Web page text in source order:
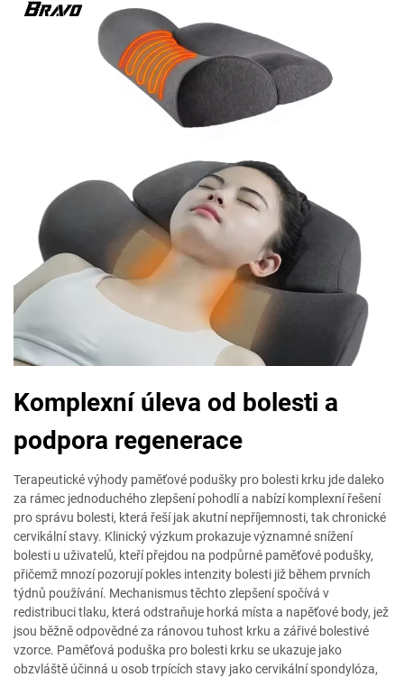
Komplexní úleva od bolesti a
podpora regenerace
Terapeutické výhody paměťové podušky pro bolesti krku jde daleko
za rámec jednoduchého zlepšení pohodlí a nabízí komplexní řešení
pro správu bolesti, která řeší jak akutní nepříjemnosti, tak chronické
cervikální stavy. Klinický výzkum prokazuje významné snížení
bolesti u uživatelů, kteří přejdou na podpůrné paměťové podušky,
přičemž mnozí pozorují pokles intenzity bolesti již během prvních
týdnů používání. Mechanismus těchto zlepšení spočívá v
redistribuci tlaku, která odstraňuje horká místa a napěťové body, jež
jsou běžně odpovědné za ránovou tuhost krku a zářivé bolestivé
vzorce. Paměťová poduška pro bolesti krku se ukazuje jako
obzvláště účinná u osob trpících stavy jako cervikální spondylóza,